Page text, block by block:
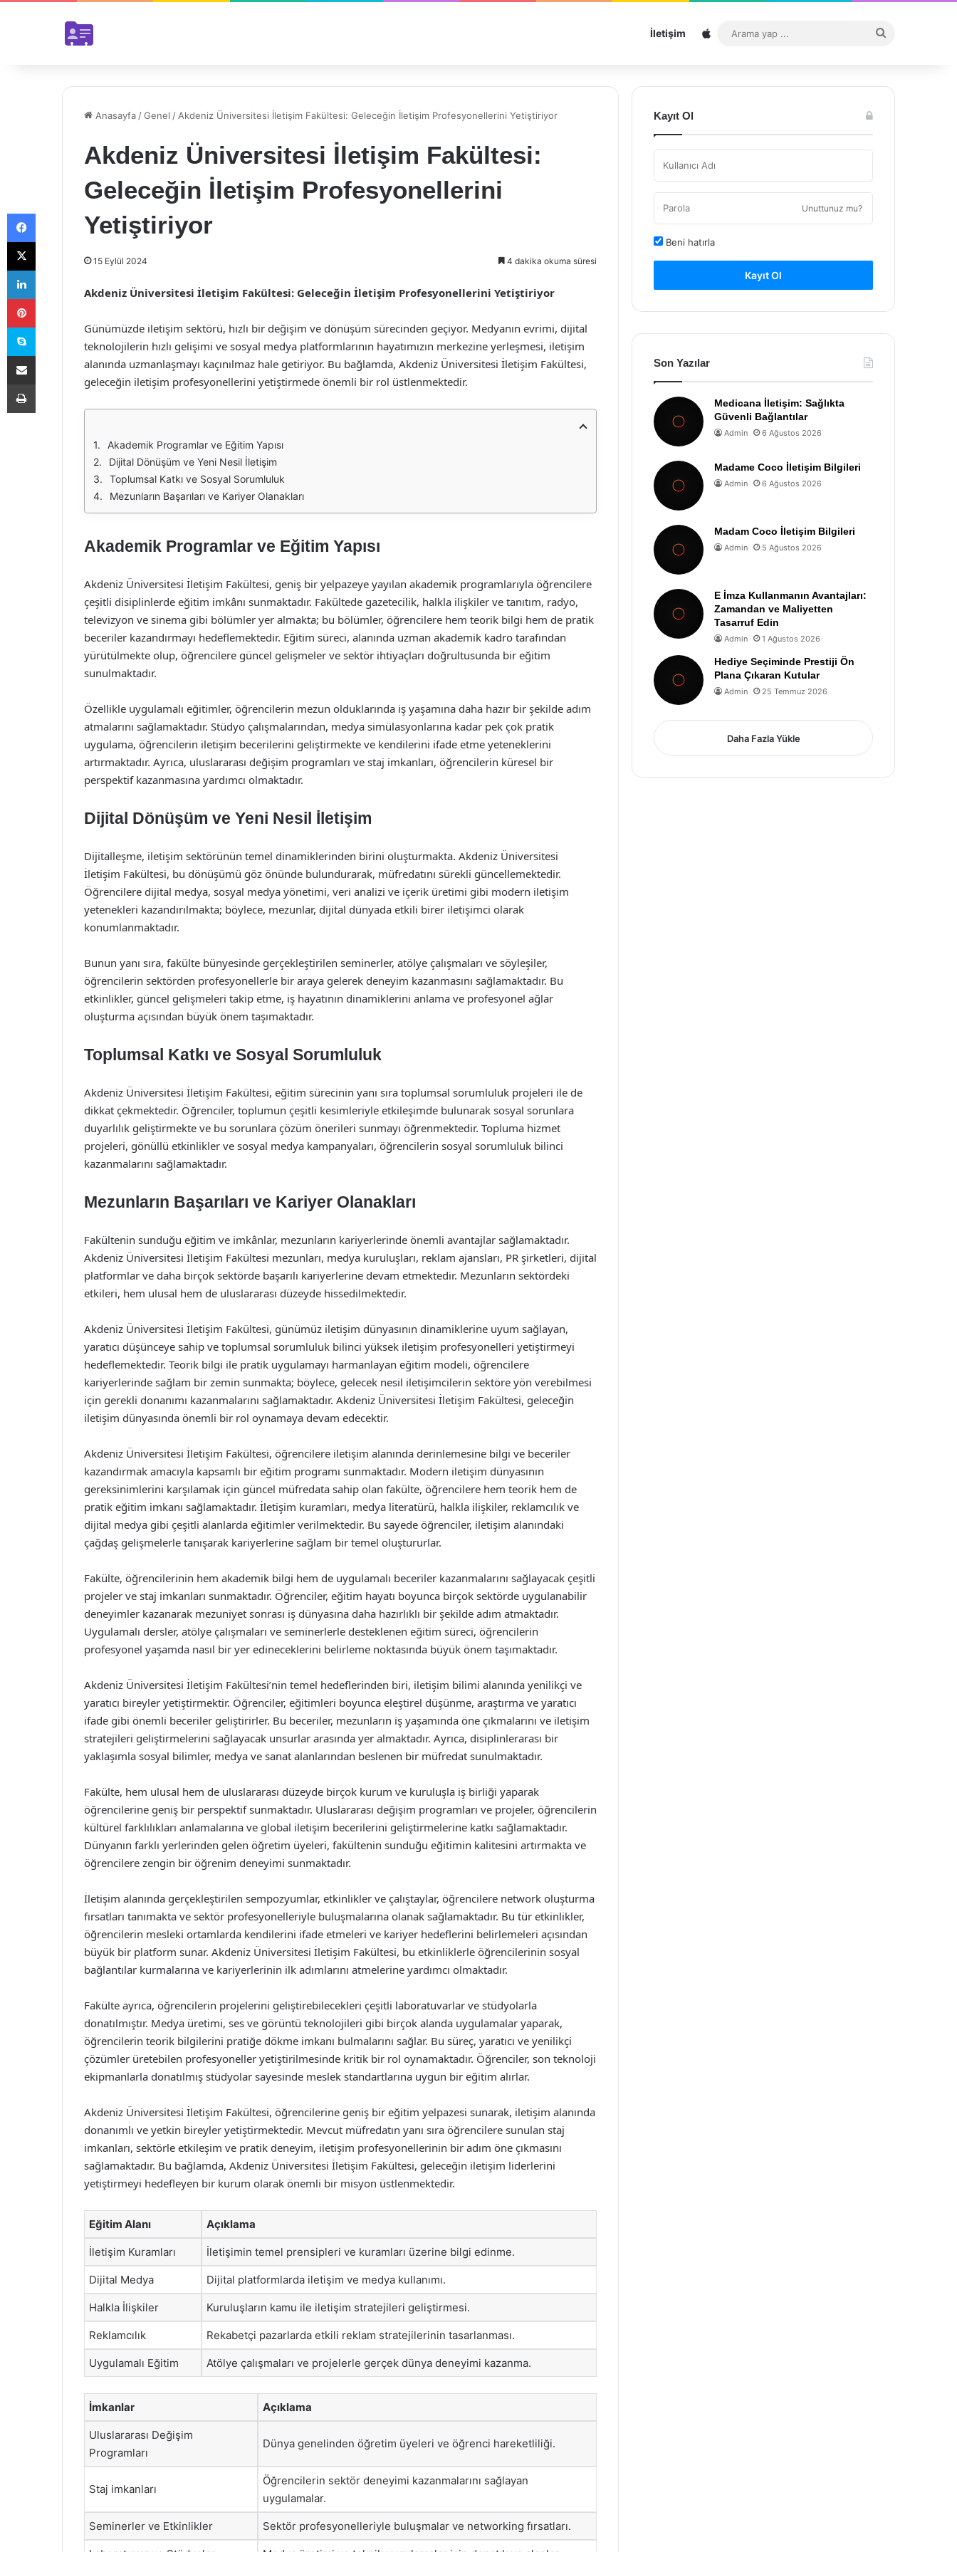
İletişim Sitemap
...
Anasayfa /Genel / Akdeniz Üniversitesi İletişim Fakültesi: Geleceğin İletişim Profesyonellerini Yetiştiriyor
Akdeniz Üniversitesi İletişim Fakültesi:
Geleceğin İletişim Profesyonellerini
Yetiştiriyor
15 Eylül 2024 4 dakika okuma süresi
Akdeniz Üniversitesi İletişim Fakültesi: Geleceğin İletişim Profesyonellerini Yetiştiriyor
Günümüzde iletişim sektörü, hızlı bir değişim ve dönüşüm sürecinden geçiyor. Medyanın evrimi, dijital
teknolojilerin hızlı gelişimi ve sosyal medya platformlarının hayatımızın merkezine yerleşmesi, iletişim
alanında uzmanlaşmayı kaçınılmaz hale getiriyor. Bu bağlamda, Akdeniz Üniversitesi İletişim Fakültesi,
geleceğin iletişim profesyonellerini yetiştirmede önemli bir rol üstlenmektedir.
Akademik Programlar ve Eğitim Yapısı
Dijital Dönüşüm ve Yeni Nesil İletişim
Toplumsal Katkı ve Sosyal Sorumluluk
Mezunların Başarıları ve Kariyer Olanakları
Akademik Programlar ve Eğitim Yapısı
Akdeniz Üniversitesi İletişim Fakültesi, geniş bir yelpazeye yayılan akademik programlarıyla öğrencilere
çeşitli disiplinlerde eğitim imkânı sunmaktadır. Fakültede gazetecilik, halkla ilişkiler ve tanıtım, radyo,
televizyon ve sinema gibi bölümler yer almakta; bu bölümler, öğrencilere hem teorik bilgi hem de pratik
beceriler kazandırmayı hedeflemektedir. Eğitim süreci, alanında uzman akademik kadro tarafından
yürütülmekte olup, öğrencilere güncel gelişmeler ve sektör ihtiyaçları doğrultusunda bir eğitim
sunulmaktadır.
Özellikle uygulamalı eğitimler, öğrencilerin mezun olduklarında iş yaşamına daha hazır bir şekilde adım
atmalarını sağlamaktadır. Stüdyo çalışmalarından, medya simülasyonlarına kadar pek çok pratik
uygulama, öğrencilerin iletişim becerilerini geliştirmekte ve kendilerini ifade etme yeteneklerini
artırmaktadır. Ayrıca, uluslararası değişim programları ve staj imkanları, öğrencilerin küresel bir
perspektif kazanmasına yardımcı olmaktadır.
Dijital Dönüşüm ve Yeni Nesil İletişim
Dijitalleşme, iletişim sektörünün temel dinamiklerinden birini oluşturmakta. Akdeniz Üniversitesi
İletişim Fakültesi, bu dönüşümü göz önünde bulundurarak, müfredatını sürekli güncellemektedir.
Öğrencilere dijital medya, sosyal medya yönetimi, veri analizi ve içerik üretimi gibi modern iletişim
yetenekleri kazandırılmakta; böylece, mezunlar, dijital dünyada etkili birer iletişimci olarak
konumlanmaktadır.
Bunun yanı sıra, fakülte bünyesinde gerçekleştirilen seminerler, atölye çalışmaları ve söyleşiler,
öğrencilerin sektörden profesyonellerle bir araya gelerek deneyim kazanmasını sağlamaktadır. Bu
etkinlikler, güncel gelişmeleri takip etme, iş hayatının dinamiklerini anlama ve profesyonel ağlar
oluşturma açısından büyük önem taşımaktadır.
Toplumsal Katkı ve Sosyal Sorumluluk
Akdeniz Üniversitesi İletişim Fakültesi, eğitim sürecinin yanı sıra toplumsal sorumluluk projeleri ile de
dikkat çekmektedir. Öğrenciler, toplumun çeşitli kesimleriyle etkileşimde bulunarak sosyal sorunlara
duyarlılık geliştirmekte ve bu sorunlara çözüm önerileri sunmayı öğrenmektedir. Topluma hizmet
projeleri, gönüllü etkinlikler ve sosyal medya kampanyaları, öğrencilerin sosyal sorumluluk bilinci
kazanmalarını sağlamaktadır.
Mezunların Başarıları ve Kariyer Olanakları
Fakültenin sunduğu eğitim ve imkânlar, mezunların kariyerlerinde önemli avantajlar sağlamaktadır.
Akdeniz Üniversitesi İletişim Fakültesi mezunları, medya kuruluşları, reklam ajansları, PR şirketleri, dijital
platformlar ve daha birçok sektörde başarılı kariyerlerine devam etmektedir. Mezunların sektördeki
etkileri, hem ulusal hem de uluslararası düzeyde hissedilmektedir.
Akdeniz Üniversitesi İletişim Fakültesi, günümüz iletişim dünyasının dinamiklerine uyum sağlayan,
yaratıcı düşünceye sahip ve toplumsal sorumluluk bilinci yüksek iletişim profesyonelleri yetiştirmeyi
hedeflemektedir. Teorik bilgi ile pratik uygulamayı harmanlayan eğitim modeli, öğrencilere
kariyerlerinde sağlam bir zemin sunmakta; böylece, gelecek nesil iletişimcilerin sektöre yön verebilmesi
için gerekli donanımı kazanmalarını sağlamaktadır. Akdeniz Üniversitesi İletişim Fakültesi, geleceğin
iletişim dünyasında önemli bir rol oynamaya devam edecektir.
Akdeniz Üniversitesi İletişim Fakültesi, öğrencilere iletişim alanında derinlemesine bilgi ve beceriler
kazandırmak amacıyla kapsamlı bir eğitim programı sunmaktadır. Modern iletişim dünyasının
gereksinimlerini karşılamak için güncel müfredata sahip olan fakülte, öğrencilere hem teorik hem de
pratik eğitim imkanı sağlamaktadır. İletişim kuramları, medya literatürü, halkla ilişkiler, reklamcılık ve
dijital medya gibi çeşitli alanlarda eğitimler verilmektedir. Bu sayede öğrenciler, iletişim alanındaki
çağdaş gelişmelerle tanışarak kariyerlerine sağlam bir temel oluştururlar.
Fakülte, öğrencilerinin hem akademik bilgi hem de uygulamalı beceriler kazanmalarını sağlayacak çeşitli
projeler ve staj imkanları sunmaktadır. Öğrenciler, eğitim hayatı boyunca birçok sektörde uygulanabilir
deneyimler kazanarak mezuniyet sonrası iş dünyasına daha hazırlıklı bir şekilde adım atmaktadır.
Uygulamalı dersler, atölye çalışmaları ve seminerlerle desteklenen eğitim süreci, öğrencilerin
profesyonel yaşamda nasıl bir yer edineceklerini belirleme noktasında büyük önem taşımaktadır.
Akdeniz Üniversitesi İletişim Fakültesi’nin temel hedeflerinden biri, iletişim bilimi alanında yenilikçi ve
yaratıcı bireyler yetiştirmektir. Öğrenciler, eğitimleri boyunca eleştirel düşünme, araştırma ve yaratıcı
ifade gibi önemli beceriler geliştirirler. Bu beceriler, mezunların iş yaşamında öne çıkmalarını ve iletişim
stratejileri geliştirmelerini sağlayacak unsurlar arasında yer almaktadır. Ayrıca, disiplinlerarası bir
yaklaşımla sosyal bilimler, medya ve sanat alanlarından beslenen bir müfredat sunulmaktadır.
Fakülte, hem ulusal hem de uluslararası düzeyde birçok kurum ve kuruluşla iş birliği yaparak
öğrencilerine geniş bir perspektif sunmaktadır. Uluslararası değişim programları ve projeler, öğrencilerin
kültürel farklılıkları anlamalarına ve global iletişim becerilerini geliştirmelerine katkı sağlamaktadır.
Dünyanın farklı yerlerinden gelen öğretim üyeleri, fakültenin sunduğu eğitimin kalitesini artırmakta ve
öğrencilere zengin bir öğrenim deneyimi sunmaktadır.
İletişim alanında gerçekleştirilen sempozyumlar, etkinlikler ve çalıştaylar, öğrencilere network oluşturma
fırsatları tanımakta ve sektör profesyonelleriyle buluşmalarına olanak sağlamaktadır. Bu tür etkinlikler,
öğrencilerin mesleki ortamlarda kendilerini ifade etmeleri ve kariyer hedeflerini belirlemeleri açısından
büyük bir platform sunar. Akdeniz Üniversitesi İletişim Fakültesi, bu etkinliklerle öğrencilerinin sosyal
bağlantılar kurmalarına ve kariyerlerinin ilk adımlarını atmelerine yardımcı olmaktadır.
Fakülte ayrıca, öğrencilerin projelerini geliştirebilecekleri çeşitli laboratuvarlar ve stüdyolarla
donatılmıştır. Medya üretimi, ses ve görüntü teknolojileri gibi birçok alanda uygulamalar yaparak,
öğrencilerin teorik bilgilerini pratiğe dökme imkanı bulmalarını sağlar. Bu süreç, yaratıcı ve yenilikçi
çözümler üretebilen profesyoneller yetiştirilmesinde kritik bir rol oynamaktadır. Öğrenciler, son teknoloji
ekipmanlarla donatılmış stüdyolar sayesinde meslek standartlarına uygun bir eğitim alırlar.
Akdeniz Üniversitesi İletişim Fakültesi, öğrencilerine geniş bir eğitim yelpazesi sunarak, iletişim alanında
donanımlı ve yetkin bireyler yetiştirmektedir. Mevcut müfredatın yanı sıra öğrencilere sunulan staj
imkanları, sektörle etkileşim ve pratik deneyim, iletişim profesyonellerinin bir adım öne çıkmasını
sağlamaktadır. Bu bağlamda, Akdeniz Üniversitesi İletişim Fakültesi, geleceğin iletişim liderlerini
yetiştirmeyi hedefleyen bir kurum olarak önemli bir misyon üstlenmektedir.
Eğitim Alanı Açıklama
İletişim Kuramları İletişimin temel prensipleri ve kuramları üzerine bilgi edinme.
Dijital Medya Dijital platformlarda iletişim ve medya kullanımı.
Halkla İlişkiler Kuruluşların kamu ile iletişim stratejileri geliştirmesi.
Reklamcılık Rekabetçi pazarlarda etkili reklam stratejilerinin tasarlanması.
Uygulamalı Eğitim Atölye çalışmaları ve projelerle gerçek dünya deneyimi kazanma.
İmkanlar Açıklama
Uluslararası Değişim
Programları
Dünya genelinden öğretim üyeleri ve öğrenci hareketliliği.
Staj imkanları
Öğrencilerin sektör deneyimi kazanmalarını sağlayan
uygulamalar.
Seminerler ve Etkinlikler Sektör profesyonelleriyle buluşmalar ve networking fırsatları.
Kayıt Ol
Unuttunuz mu?
Beni hatırla
Kayıt Ol
Son Yazılar
Medicana İletişim: Sağlıkta
Güvenli Bağlantılar
Admin 6 Ağustos 2026
Madame Coco İletişim Bilgileri
Admin 6 Ağustos 2026
Madam Coco İletişim Bilgileri
Admin 5 Ağustos 2026
E İmza Kullanmanın Avantajları:
Zamandan ve Maliyetten
Tasarruf Edin
Admin 1 Ağustos 2026
Hediye Seçiminde Prestiji Ön
Plana Çıkaran Kutular
Admin 25 Temmuz 2026
Daha Fazla Yükle
Facebook
X
LinkedIn
Pinterest
Skype
E-Posta ile paylaş